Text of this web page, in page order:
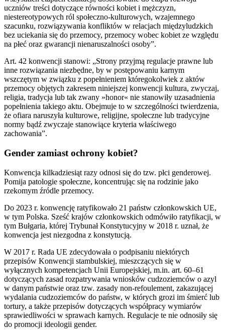
uczniów treści dotyczące równości kobiet i mężczyzn,
niestereotypowych ról społeczno-kulturowych, wzajemnego
szacunku, rozwiązywania konfliktów w relacjach międzyludzkich
bez uciekania się do przemocy, przemocy wobec kobiet ze względu
na płeć oraz gwarancji nienaruszalności osoby”.
Art. 42 konwencji stanowi: „Strony przyjmą regulacje prawne lub
inne rozwiązania niezbędne, by w postępowaniu karnym
wszczętym w związku z popełnieniem któregokolwiek z aktów
przemocy objętych zakresem niniejszej konwencji kultura, zwyczaj,
religia, tradycja lub tak zwany »honor« nie stanowiły uzasadnienia
popełnienia takiego aktu. Obejmuje to w szczególności twierdzenia,
że ofiara naruszyła kulturowe, religijne, społeczne lub tradycyjne
normy bądź zwyczaje stanowiące kryteria właściwego
zachowania”.
Gender zamiast ochrony kobiet?
Konwencja kilkadziesiąt razy odnosi się do tzw. płci genderowej.
Pomija patologie społeczne, koncentrując się na rodzinie jako
rzekomym źródle przemocy.
Do 2023 r. konwencję ratyfikowało 21 państw członkowskich UE,
w tym Polska. Sześć krajów członkowskich odmówiło ratyfikacji, w
tym Bułgaria, której Trybunał Konstytucyjny w 2018 r. uznał, że
konwencja jest niezgodna z konstytucją.
W 2017 r. Rada UE zdecydowała o podpisaniu niektórych
przepisów Konwencji stambulskiej, mieszczących się w
wyłącznych kompetencjach Unii Europejskiej, m.in. art. 60–61
dotyczących zasad rozpatrywania wniosków cudzoziemców o azyl
w danym państwie oraz tzw. zasady non-refoulement, zakazującej
wydalania cudzoziemców do państw, w których grozi im śmierć lub
tortury, a także przepisów dotyczących współpracy wymiarów
sprawiedliwości w sprawach karnych. Regulacje te nie odnosiły się
do promocji ideologii gender.